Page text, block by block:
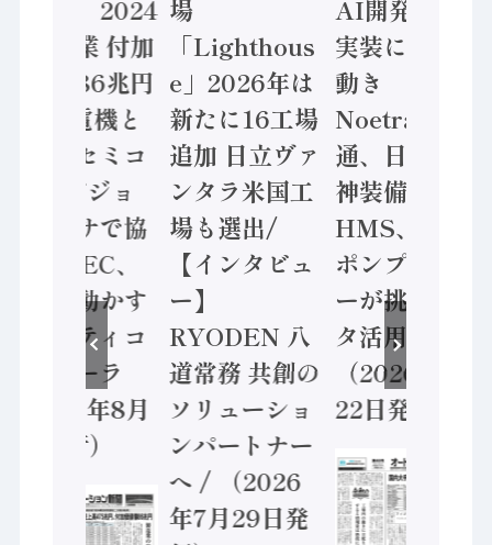
計結果」2024
年製造業 付加
価値額86兆円
/ 三菱電機と
ソニーセミコ
ン AIビジョ
ンセンサで協
業 / IDEC、
安全に動かす
セーフティコ
ントローラ
（2026年8月
5日発行）
場
「Lighthous
e」2026年は
新たに16工場
追加 日立ヴァ
ンタラ米国工
場も選出/
【インタビュ
ー】
RYODEN 八
道常務 共創の
ソリューショ
ンパートナー
へ / （2026
年7月29日発
AI開発や社会
実装に活発な
動き
Noetra、富士
通、日立 / 兵
神装備 ×
HMS、老舗
ポンプメーカ
ーが挑むデー
タ活用 など
（2026年7月
22日発行）